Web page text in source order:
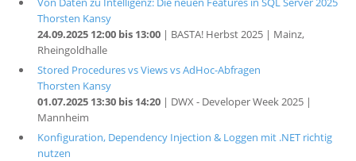
Thorsten Kansy
24.09.2025 12:00 bis 13:00| BASTA! Herbst 2025 | Mainz,
Rheingoldhalle
Stored Procedures vs Views vs AdHoc-Abfragen
Thorsten Kansy
01.07.2025 13:30 bis 14:20| DWX - Developer Week 2025 |
Mannheim
Konfiguration, Dependency Injection & Loggen mit .NET richtig
nutzen